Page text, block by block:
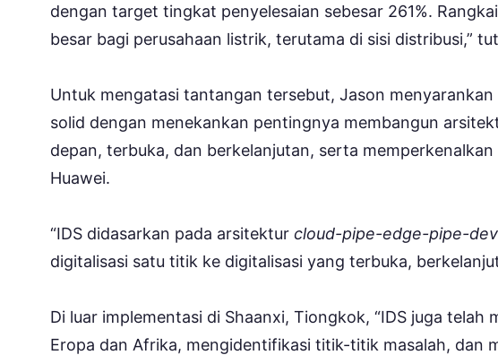
dengan target tingkat penyelesaian sebesar 261%.
besar bagi perusahaan listrik, terutama di sisi distribusi,”
Untuk mengatasi tantangan tersebut, Jason
solid dengan menekankan pentingnya membangun
depan, terbuka, dan berkelanjutan, serta memperkenalkan
Huawei.
“IDS didasarkan pada arsitektur cloud-pipe-edge-pipe-
digitalisasi satu titik ke digitalisasi yang terbuka,
Di luar implementasi di Shaanxi, Tiongkok, “IDS juga
Eropa dan Afrika, mengidentifikasi titik-titik masalah, dan